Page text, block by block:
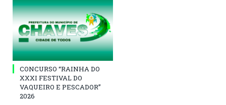
CONCURSO “RAINHA DO
XXXI FESTIVAL DO
VAQUEIRO E PESCADOR”
2026